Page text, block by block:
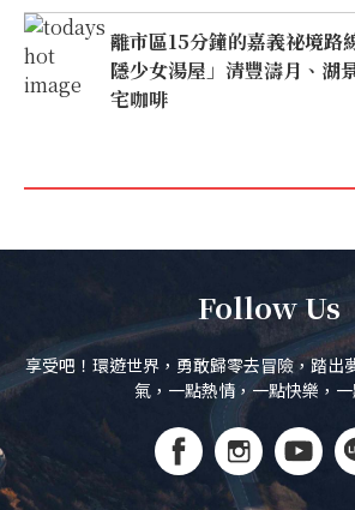
離市區15分鐘的嘉義祕境路
隱少女湯屋」清豐濤月、湖
宅咖啡
Follow Us
享受吧！環遊世界，勇敢歸零去冒險，踏出
氣，一點熱情，一點快樂，